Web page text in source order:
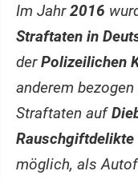
Im Jahr2016
Straftaten in
derPolizeilichen
anderem
Straftaten auf
möglich, als